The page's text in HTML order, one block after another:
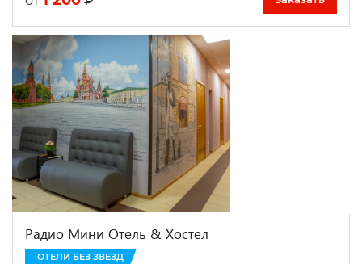
Радио Мини Отель & Хостел
ОТЕЛИ БЕЗ ЗВЕЗД